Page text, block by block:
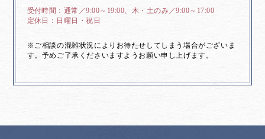
通常／9:00～19:00、木・土のみ／9:00～17:00
日曜日・祝日
※ご相談の混雑状況によりお待たせしてしまう場合がございま
す。予めご了承くださいますようお願い申し上げます。